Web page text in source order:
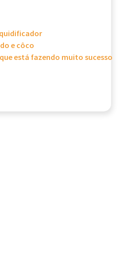
e côco
está fazendo muito sucesso